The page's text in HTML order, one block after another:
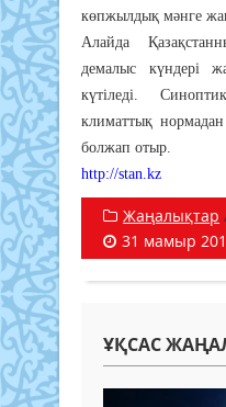
көпжылдық мәнге
Алайда
демалыс күндері
күтіледі.
климаттық
болжап отыр.
http://stan.kz
Жаңалықтар
31 мамыр
ҰҚСАС